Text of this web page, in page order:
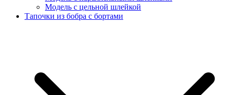
Модель с цельной шлейкой
Тапочки из бобра с бортами